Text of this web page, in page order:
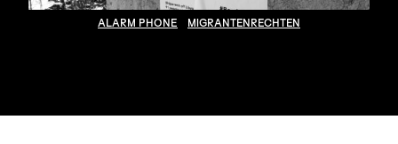
ALARM PHONE MIGRANTENRECHTEN